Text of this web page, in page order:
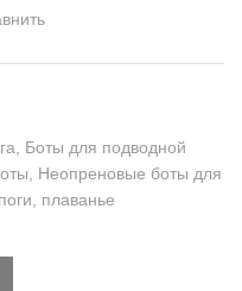
Боты для подводной
Неопреновые боты для
плаванье